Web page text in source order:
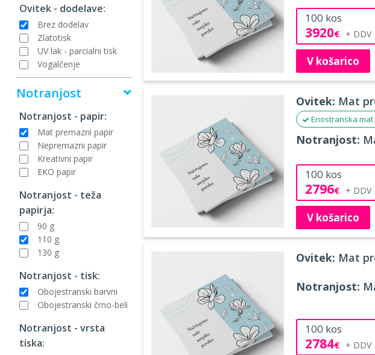
Ovitek - dodelave:
Brez dodelav
Zlatotisk
UV lak - parcialni tisk
Vogalčenje
Notranjost
Notranjost - papir:
Mat premazni papir
Nepremazni papir
Kreativni papir
EKO papir
Notranjost - teža
papirja:
90 g
110 g
130 g
Notranjost - tisk:
Obojestranski barvni
Obojestranski črno-beli
Notranjost - vrsta
tiska:
100 kos
3920€
V košarico
Ovitek: Mat
Enostranska
Notranjost:
100 kos
2796€
V košarico
Ovitek: Mat
Notranjost:
100 kos
2784€